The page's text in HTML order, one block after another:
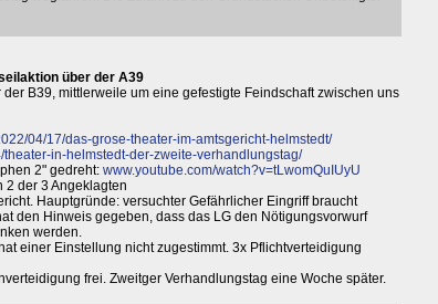
über der A39
B39, mittlerweile um eine gefestigte Feindschaft zwischen uns
04/17/das-grose-theater-im-amtsgericht-helmstedt/
in-helmstedt-der-zweite-verhandlungstag/
2" gedreht: www.youtube.com/watch?v=tLwomQuIUyU
2 der 3 Angeklagten
Hauptgründe: versuchter Gefährlicher Eingriff braucht
den Hinweis gegeben, dass das LG den Nötigungsvorwurf
werden.
einer Einstellung nicht zugestimmt. 3x Pflichtverteidigung
frei. Zweitger Verhandlungstag eine Woche später.